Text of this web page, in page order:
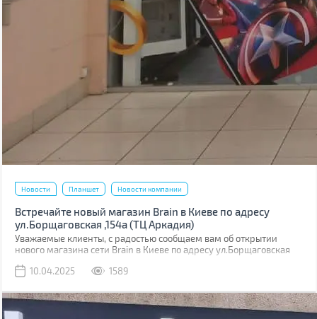
Новости Планшет Новости компании
Встречайте новый магазин Brain в Киеве по адресу
ул.Борщаговская ,154а (ТЦ Аркадия)
Уважаемые клиенты, с радостью сообщаем вам об открытии
нового магазина сети Brain в Киеве по адресу ул.Борщаговская
10.04.2025
1589